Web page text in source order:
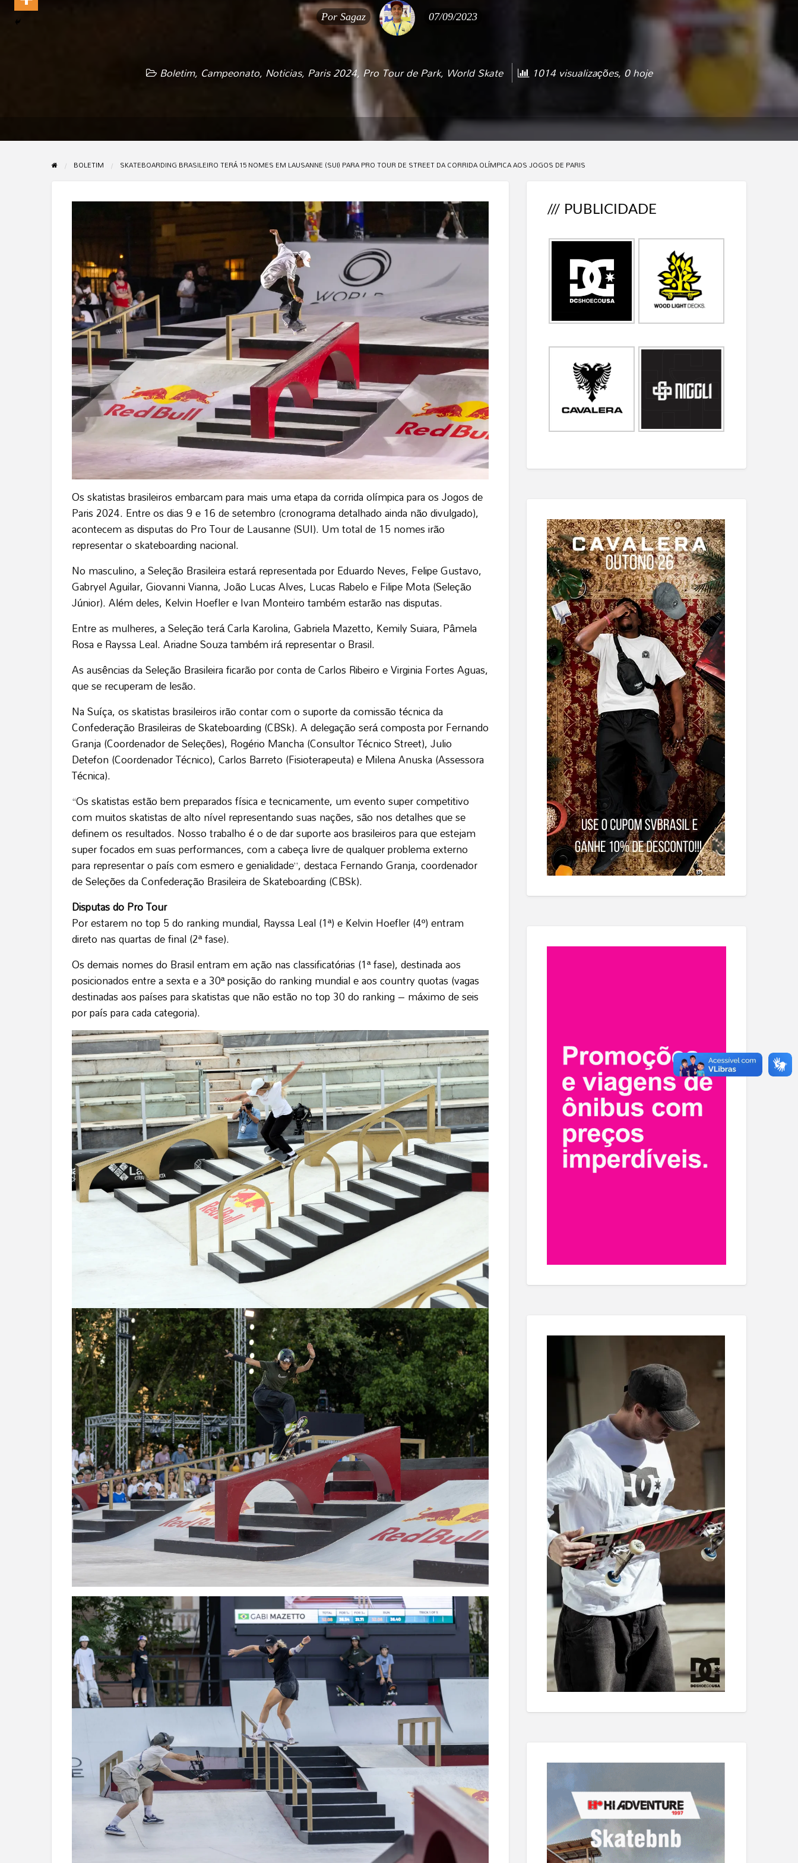
Por Sagaz 07/09/2023
Boletim, Campeonato, Noticias, Paris 2024, Pro Tour de Park, World Skate 1014 visualizações, 0 hoje
BOLETIM SKATEBOARDING BRASILEIRO TERÁ 15 NOMES EM LAUSANNE (SUI) PARA PRO TOUR DE STREET DA CORRIDA OLÍMPICA AOS JOGOS DE PARIS
Os skatistas brasileiros embarcam para mais uma etapa da corrida olímpica para os Jogos de
Paris 2024. Entre os dias 9 e 16 de setembro (cronograma detalhado ainda não divulgado),
acontecem as disputas do Pro Tour de Lausanne (SUI). Um total de 15 nomes irão
representar o skateboarding nacional.
No masculino, a Seleção Brasileira estará representada por Eduardo Neves, Felipe Gustavo,
Gabryel Aguilar, Giovanni Vianna, João Lucas Alves, Lucas Rabelo e Filipe Mota (Seleção
Júnior). Além deles, Kelvin Hoefler e Ivan Monteiro também estarão nas disputas.
Entre as mulheres, a Seleção terá Carla Karolina, Gabriela Mazetto, Kemily Suiara, Pâmela
Rosa e Rayssa Leal. Ariadne Souza também irá representar o Brasil.
As ausências da Seleção Brasileira ficarão por conta de Carlos Ribeiro e Virginia Fortes Aguas,
que se recuperam de lesão.
Na Suíça, os skatistas brasileiros irão contar com o suporte da comissão técnica da
Confederação Brasileiras de Skateboarding (CBSk). A delegação será composta por Fernando
Granja (Coordenador de Seleções), Rogério Mancha (Consultor Técnico Street), Julio
Detefon (Coordenador Técnico), Carlos Barreto (Fisioterapeuta) e Milena Anuska (Assessora
Técnica).
“Os skatistas estão bem preparados física e tecnicamente, um evento super competitivo
com muitos skatistas de alto nível representando suas nações, são nos detalhes que se
definem os resultados. Nosso trabalho é o de dar suporte aos brasileiros para que estejam
super focados em suas performances, com a cabeça livre de qualquer problema externo
para representar o país com esmero e genialidade”, destaca Fernando Granja, coordenador
de Seleções da Confederação Brasileira de Skateboarding (CBSk).
Disputas do Pro Tour
Por estarem no top 5 do ranking mundial, Rayssa Leal (1ª) e Kelvin Hoefler (4º) entram
direto nas quartas de final (2ª fase).
Os demais nomes do Brasil entram em ação nas classificatórias (1ª fase), destinada aos
posicionados entre a sexta e a 30ª posição do ranking mundial e aos country quotas (vagas
destinadas aos países para skatistas que não estão no top 30 do ranking – máximo de seis
por país para cada categoria).
/// PUBLICIDADE